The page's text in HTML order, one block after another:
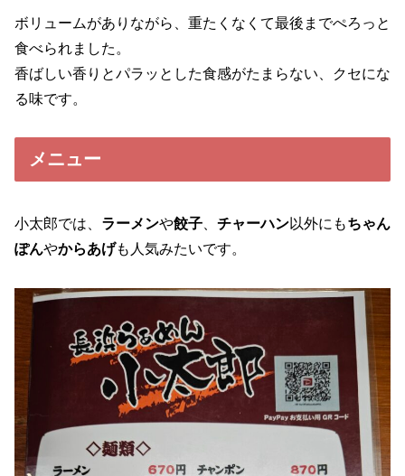
ボリュームがありながら、重たくなくて最後までぺろっと
食べられました。
香ばしい香りとパラッとした食感がたまらない、クセにな
る味です。
メニュー
小太郎では、 ラーメンや餃子 チャーハン以外にもちゃん
ぽんやからあげも人気みたいです。